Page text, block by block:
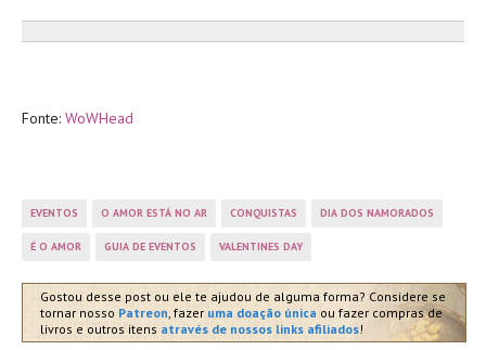
Fonte: WoWHead
EVENTOS O AMOR ESTÁ NO AR CONQUISTAS DIA DOS NAMORADOS
É O AMOR GUIA DE EVENTOS VALENTINES DAY
Gostou desse post ou ele te ajudou de alguma forma? Considere se
tornar nosso Patreon, fazer uma doação única ou fazer compras de
livros e outros itens através de nossos links afiliados!